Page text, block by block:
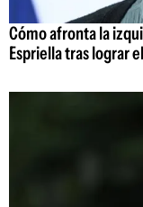
Cómo afronta la
Espriella tras lograr